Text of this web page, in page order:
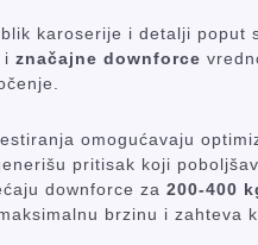
karoserije i detalji poput
i značajne downforce
omogućavaju
pritisak koji
downforce za 200-400
brzinu i zahteva